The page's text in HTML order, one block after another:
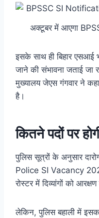
अक्टूबर में आएगा
इसके साथ ही बिहारएसआई
जाने की संभावना जताई जा
मुख्यालय जेएस गंगवार ने
है।
कितने पदों पर
पुलिस सूत्रों के अनुसार
Police SI Vacancy
रोस्टर में दिव्यांगों को
लेकिन, पुलिस बहाली में